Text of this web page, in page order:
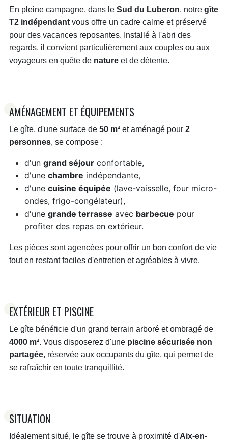
En pleine campagne, dans le Sud du Luberon, notre gîte
T2 indépendantvous offre un cadre calme et préservé
pour des vacances reposantes. Installé à l'abri des
regards, il convient particulièrement aux couples ou aux
voyageurs en quête de natureet de détente.
AMÉNAGEMENT ET ÉQUIPEMENTS
Le gîte, d'une surface de 50 m²et aménagé pour 2
personnes, se compose :
d'un grand séjourconfortable,
d'une chambre indépendante,
d'une cuisine équipée (lave-vaisselle, four micro-
ondes, frigo-congélateur),
d'une grande terrasse avec barbecue pour
profiter des repas en extérieur.
Les pièces sont agencées pour offrir un bon confort de vie
tout en restant faciles d'entretien et agréables à vivre.
EXTÉRIEUR ET PISCINE
Le gîte bénéficie d'un grand terrain arboré et ombragé de
4000 m². Vous disposerez d'une piscine sécurisée non
partagée, réservée aux occupants du gîte, qui permet de
se rafraîchir en toute tranquillité.
SITUATION
Idéalement situé, le gîte se trouve à proximité d'Aix-en-